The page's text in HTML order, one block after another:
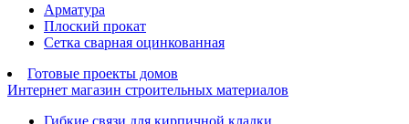
Арматура
Плоский прокат
Сетка сварная оцинкованная
Готовые проекты домов
Интернет магазин строительных материалов